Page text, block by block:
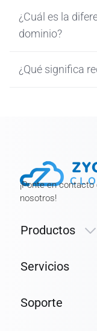
¿Cuál es la
dominio?
¿Qué significa
¡Ponte en contacto
nosotros!
Productos
Servicios
Soporte